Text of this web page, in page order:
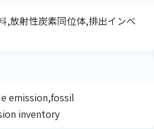
,放射性炭素同位体,排出インベ
emission,fossil
inventory